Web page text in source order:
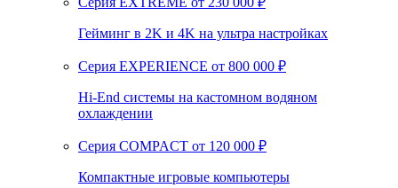
Гейминг в 2K и 4K на ультра настройках
Серия EXPERIENCE от 800 000 ₽
Hi-End системы на кастомном водяном
охлаждении
Серия COMPACT от 120 000 ₽
Компактные игровые компьютеры